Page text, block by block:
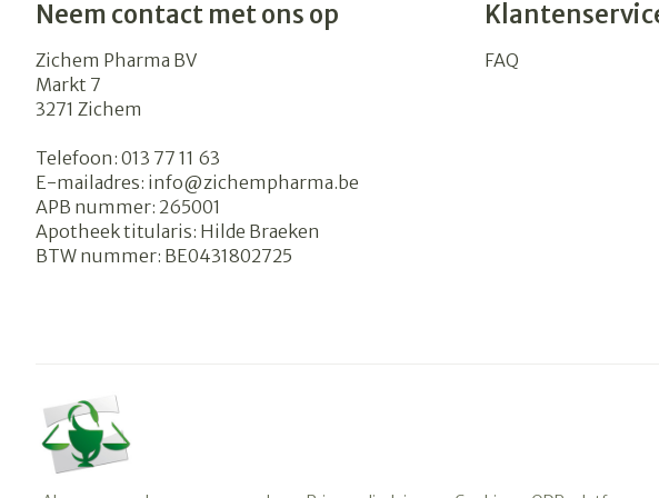
Neem contact met ons op
Zichem Pharma BV
Markt 7
3271 Zichem
Telefoon: 013 77 11 63
E-mailadres: info@zichempharma.be
APB nummer: 265001
Apotheek titularis: Hilde Braeken
BTW nummer: BE0431802725
FAQ